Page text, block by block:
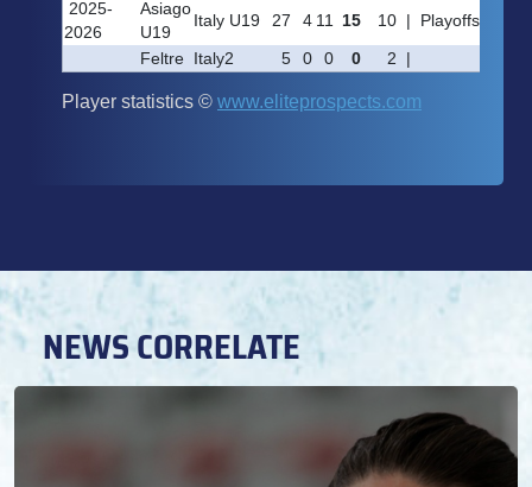
NEWS CORRELATE